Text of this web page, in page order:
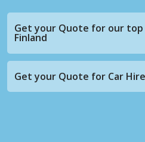
Get your Quote for our
Finland
Get your Quote for Car Hire